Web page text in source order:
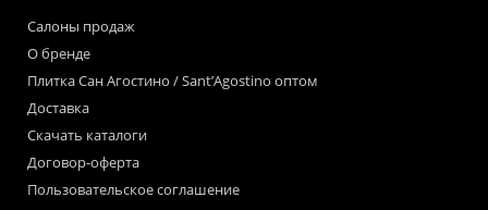
Салоны продаж
О бренде
Плитка Сан Агостино / Sant’Agostino оптом
Доставка
Скачать каталоги
Договор-оферта
Пользовательское соглашение